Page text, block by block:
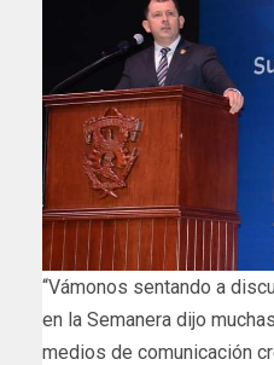
“Vámonos sentando a
en la Semanera dijo
medios de comunicación